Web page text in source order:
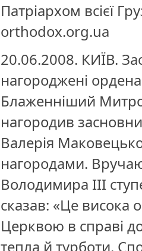
Патріархом всієї
orthodox.org.ua
20.06.2008. КИЇВ.
нагороджені
Блаженніший
нагородив
Валерія
нагородами.
Володимира ІІІ
сказав: «Це висока
Церквою в справі
тепла й турботи.